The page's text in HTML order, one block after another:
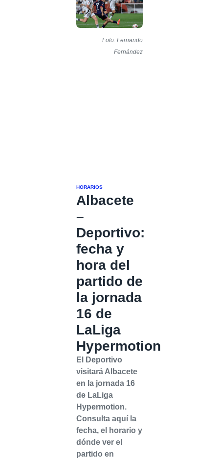
Foto: Fernando
Fernández
HORARIOS
Albacete
–
Deportivo:
fecha y
hora del
partido de
la jornada
16 de
LaLiga
Hypermotion
El Deportivo
visitará Albacete
en la jornada 16
de LaLiga
Hypermotion.
Consulta aquí la
fecha, el horario y
dónde ver el
partido en